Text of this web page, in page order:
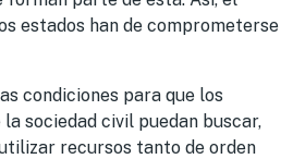
estados han de comprometerse
condiciones para que los
sociedad civil puedan buscar,
recursos tanto de orden